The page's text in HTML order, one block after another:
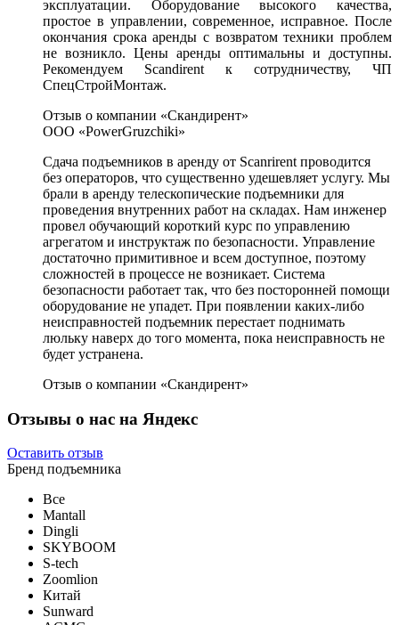
эксплуатации. Оборудование высокого качества,
простое в управлении, современное, исправное. После
окончания срока аренды с возвратом техники проблем
не возникло. Цены аренды оптимальны и доступны.
Рекомендуем Scandirent к сотрудничеству, ЧП
СпецСтройМонтаж.
Отзыв о компании «Скандирент»
ООО «PowerGruzchiki»
Сдача подъемников в аренду от Scanrirent проводится
без операторов, что существенно удешевляет услугу. Мы
брали в аренду телескопические подъемники для
проведения внутренних работ на складах. Нам инженер
провел обучающий короткий курс по управлению
агрегатом и инструктаж по безопасности. Управление
достаточно примитивное и всем доступное, поэтому
сложностей в процессе не возникает. Система
безопасности работает так, что без посторонней помощи
оборудование не упадет. При появлении каких-либо
неисправностей подъемник перестает поднимать
люльку наверх до того момента, пока неисправность не
будет устранена.
Отзыв о компании «Скандирент»
Отзывы о нас на Яндекс
Оставить отзыв
Бренд подъемника
Все
Mantall
Dingli
SKYBOOM
S-tech
Zoomlion
Китай
Sunward